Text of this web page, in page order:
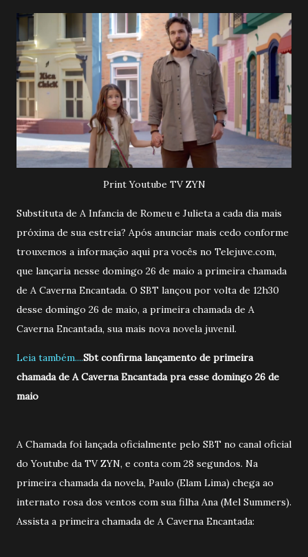
Print Youtube TV ZYN
Substituta de A Infancia de Romeu e Julieta a cada dia mais
próxima de sua estreia? Após anunciar mais cedo conforme
trouxemos a informação aqui pra vocês no Telejuve.com,
que lançaria nesse domingo 26 de maio a primeira chamada
de A Caverna Encantada. O SBT lançou por volta de 12h30
desse domingo 26 de maio, a primeira chamada de A
Caverna Encantada, sua mais nova novela juvenil.
Leia também....Sbt confirma lançamento de primeira
chamada de A Caverna Encantada pra esse domingo 26 de
maio
A Chamada foi lançada oficialmente pelo SBT no canal oficial
do Youtube da TV ZYN, e conta com 28 segundos. Na
primeira chamada da novela, Paulo (Elam Lima) chega ao
internato rosa dos ventos com sua filha Ana (Mel Summers).
Assista a primeira chamada de A Caverna Encantada: